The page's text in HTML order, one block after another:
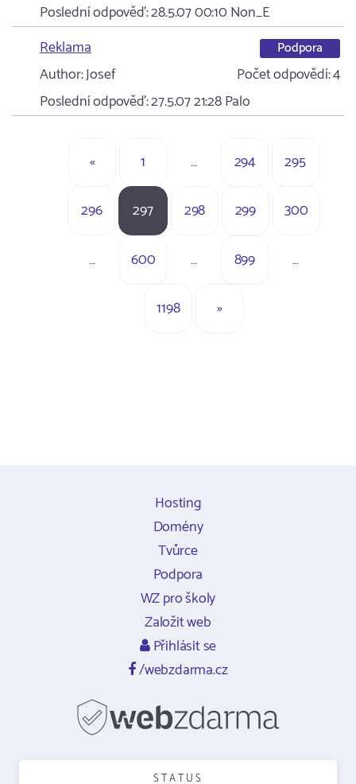
Poslední odpověď:28.5.07 00:10 Non_E
Reklama
Podpora
Author:Josef Počet odpovědí:4
Poslední odpověď:27.5.07 21:28Palo
« 1 … 294 295
296 297 298 299 300
… 600 … 899 …
1198 »
Hosting
Domény
Tvůrce
Podpora
WZ pro školy
Založit web
Přihlásit se
/webzdarma.cz
STATUS